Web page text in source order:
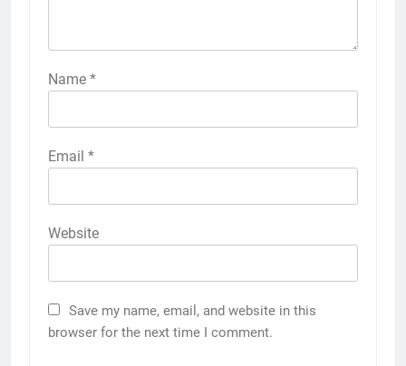
Name *
Email *
Website
Save my name, email, and website in this
browser for the next time I comment.